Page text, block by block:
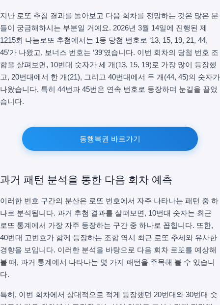
지난 로또 추첨 결과를 돌아보고 다음 회차를 전망하는 것은 많은 분
들이 궁금해하시는 부분일 거예요. 2026년 3월 14일에 진행된 제
1215회 나눔로또 추첨에서는 1등 당첨 번호로 ‘13, 15, 19, 21, 44,
45’가 나왔고, 보너스 번호는 ‘39’였습니다. 이번 회차의 당첨 번호 조
합을 살펴보면, 10번대 숫자가 세 개(13, 15, 19)로 가장 많이 등장했
고, 20번대에서 한 개(21), 그리고 40번대에서 두 개(44, 45)의 숫자가
나왔습니다. 특히 44번과 45번은 연속 번호로 등장하며 눈길을 끌었
습니다.
동행복권 바로가기
과거 패턴 분석을 통한 다음 회차 예측
이러한 번호 구간의 분산은 로또 번호에서 자주 나타나는 패턴 중 하
나로 분석됩니다. 과거 추첨 결과를 살펴보면, 10번대 숫자는 최근
로또 통계에서 가장 자주 등장하는 구간 중 하나로 꼽힙니다. 또한,
40번대 고번호가 함께 등장하는 조합 역시 최근 로또 추세와 유사한
경향을 보입니다. 이러한 분석을 바탕으로 다음 회차 로또를 예상해
볼 때, 과거 통계에서 나타나는 몇 가지 패턴을 주목해 볼 수 있습니
다.
특히, 이번 회차에서 상대적으로 적게 등장했던 20번대와 30번대 숫